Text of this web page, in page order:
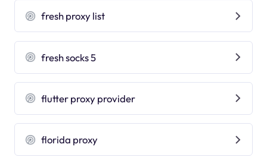
fresh proxy list
fresh socks 5
flutter proxy provider
florida proxy